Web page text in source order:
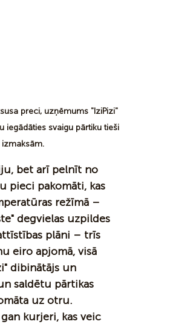
preci, uzņēmums "IziPizi"
iegādāties svaigu pārtiku tieši
bet arī pelnīt no
pieci pakomāti, kas
režīmā –
degvielas uzpildes
plāni – trīs
eiro apjomā, visā
dibinātājs un
saldētu pārtikas
uz otru.
kurjeri, kas veic